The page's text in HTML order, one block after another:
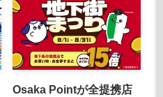
Osaka Pointが全提携店